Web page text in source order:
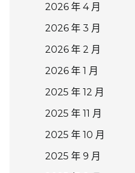
2026 年 4 月
2026 年 3 月
2026 年 2 月
2026 年 1 月
2025 年 12 月
2025 年 11 月
2025 年 10 月
2025 年 9 月